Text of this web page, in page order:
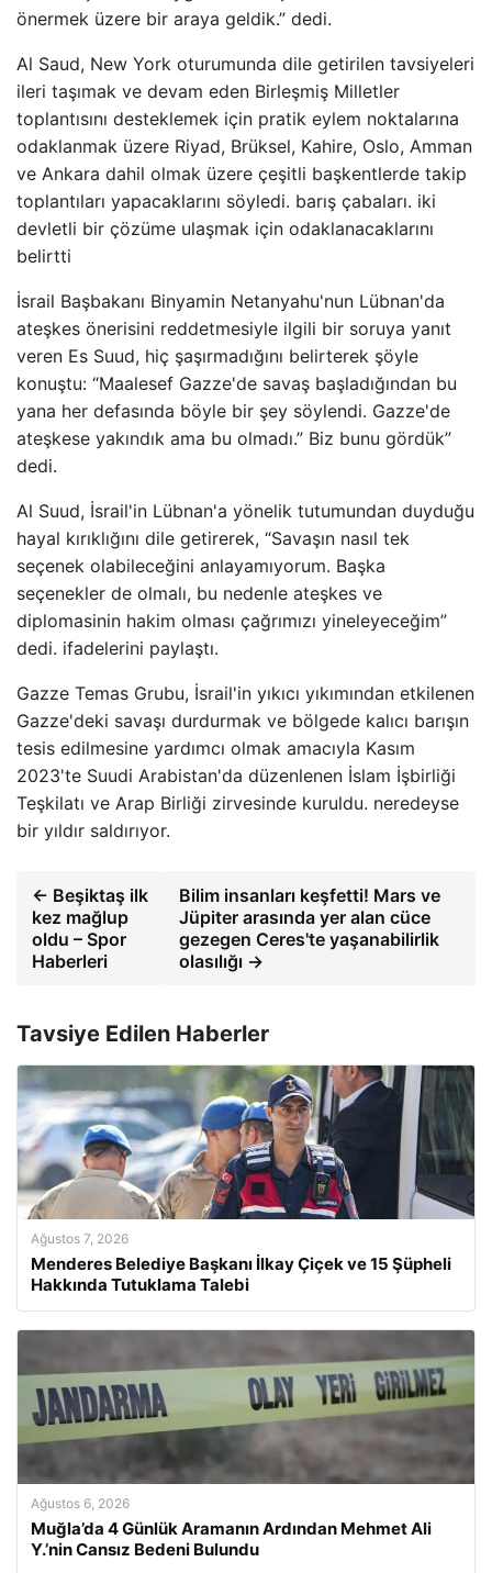
önermek üzere bir araya geldik.” dedi.
Al Saud, New York oturumunda dile getirilen tavsiyeleri
ileri taşımak ve devam eden Birleşmiş Milletler
toplantısını desteklemek için pratik eylem noktalarına
odaklanmak üzere Riyad, Brüksel, Kahire, Oslo, Amman
ve Ankara dahil olmak üzere çeşitli başkentlerde takip
toplantıları yapacaklarını söyledi. barış çabaları. iki
devletli bir çözüme ulaşmak için odaklanacaklarını
belirtti
İsrail Başbakanı Binyamin Netanyahu'nun Lübnan'da
ateşkes önerisini reddetmesiyle ilgili bir soruya yanıt
veren Es Suud, hiç şaşırmadığını belirterek şöyle
konuştu: “Maalesef Gazze'de savaş başladığından bu
yana her defasında böyle bir şey söylendi. Gazze'de
ateşkese yakındık ama bu olmadı.” Biz bunu gördük”
dedi.
Al Suud, İsrail'in Lübnan'a yönelik tutumundan duyduğu
hayal kırıklığını dile getirerek, “Savaşın nasıl tek
seçenek olabileceğini anlayamıyorum. Başka
seçenekler de olmalı, bu nedenle ateşkes ve
diplomasinin hakim olması çağrımızı yineleyeceğim”
dedi. ifadelerini paylaştı.
Gazze Temas Grubu, İsrail'in yıkıcı yıkımından etkilenen
Gazze'deki savaşı durdurmak ve bölgede kalıcı barışın
tesis edilmesine yardımcı olmak amacıyla Kasım
2023'te Suudi Arabistan'da düzenlenen İslam İşbirliği
Teşkilatı ve Arap Birliği zirvesinde kuruldu. neredeyse
bir yıldır saldırıyor.
← Beşiktaş ilk
kez mağlup
oldu – Spor
Haberleri
Bilim insanları keşfetti! Mars ve
Jüpiter arasında yer alan cüce
gezegen Ceres'te yaşanabilirlik
olasılığı →
Tavsiye Edilen Haberler
Ağustos 7, 2026
Menderes Belediye Başkanı İlkay Çiçek ve 15 Şüpheli
Hakkında Tutuklama Talebi
Ağustos 6, 2026
Muğla’da 4 Günlük Aramanın Ardından Mehmet Ali
Y.’nin Cansız Bedeni Bulundu